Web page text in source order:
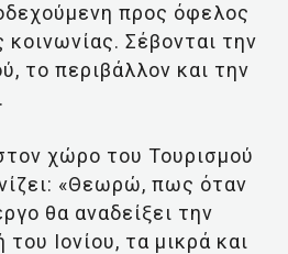
προς όφελος
κοινωνίας. Σέβονται την
το περιβάλλον και την
χώρο του Τουρισμού
«Θεωρώ, πως όταν
θα αναδείξει την
Ιονίου, τα μικρά και